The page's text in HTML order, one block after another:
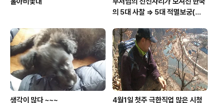
의 5대 사찰 => 5대 적멸보궁(寂
생각이 많다 ~~~ 4월1일 첫주 극한직업 많은 시청